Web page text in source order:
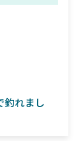
釣れまし